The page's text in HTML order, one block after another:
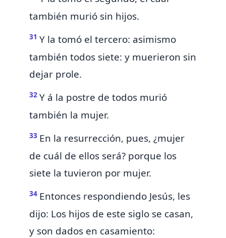
también murió sin hijos.
31 Y la tomó el tercero: asimismo
también todos siete: y muerieron sin
dejar prole.
32 Y á la postre de todos murió
también la mujer.
33 En la resurrección, pues, ¿mujer
de cuál de ellos será? porque los
siete la tuvieron por mujer.
34 Entonces respondiendo Jesús, les
dijo: Los hijos de este siglo se casan,
y son dados en casamiento: